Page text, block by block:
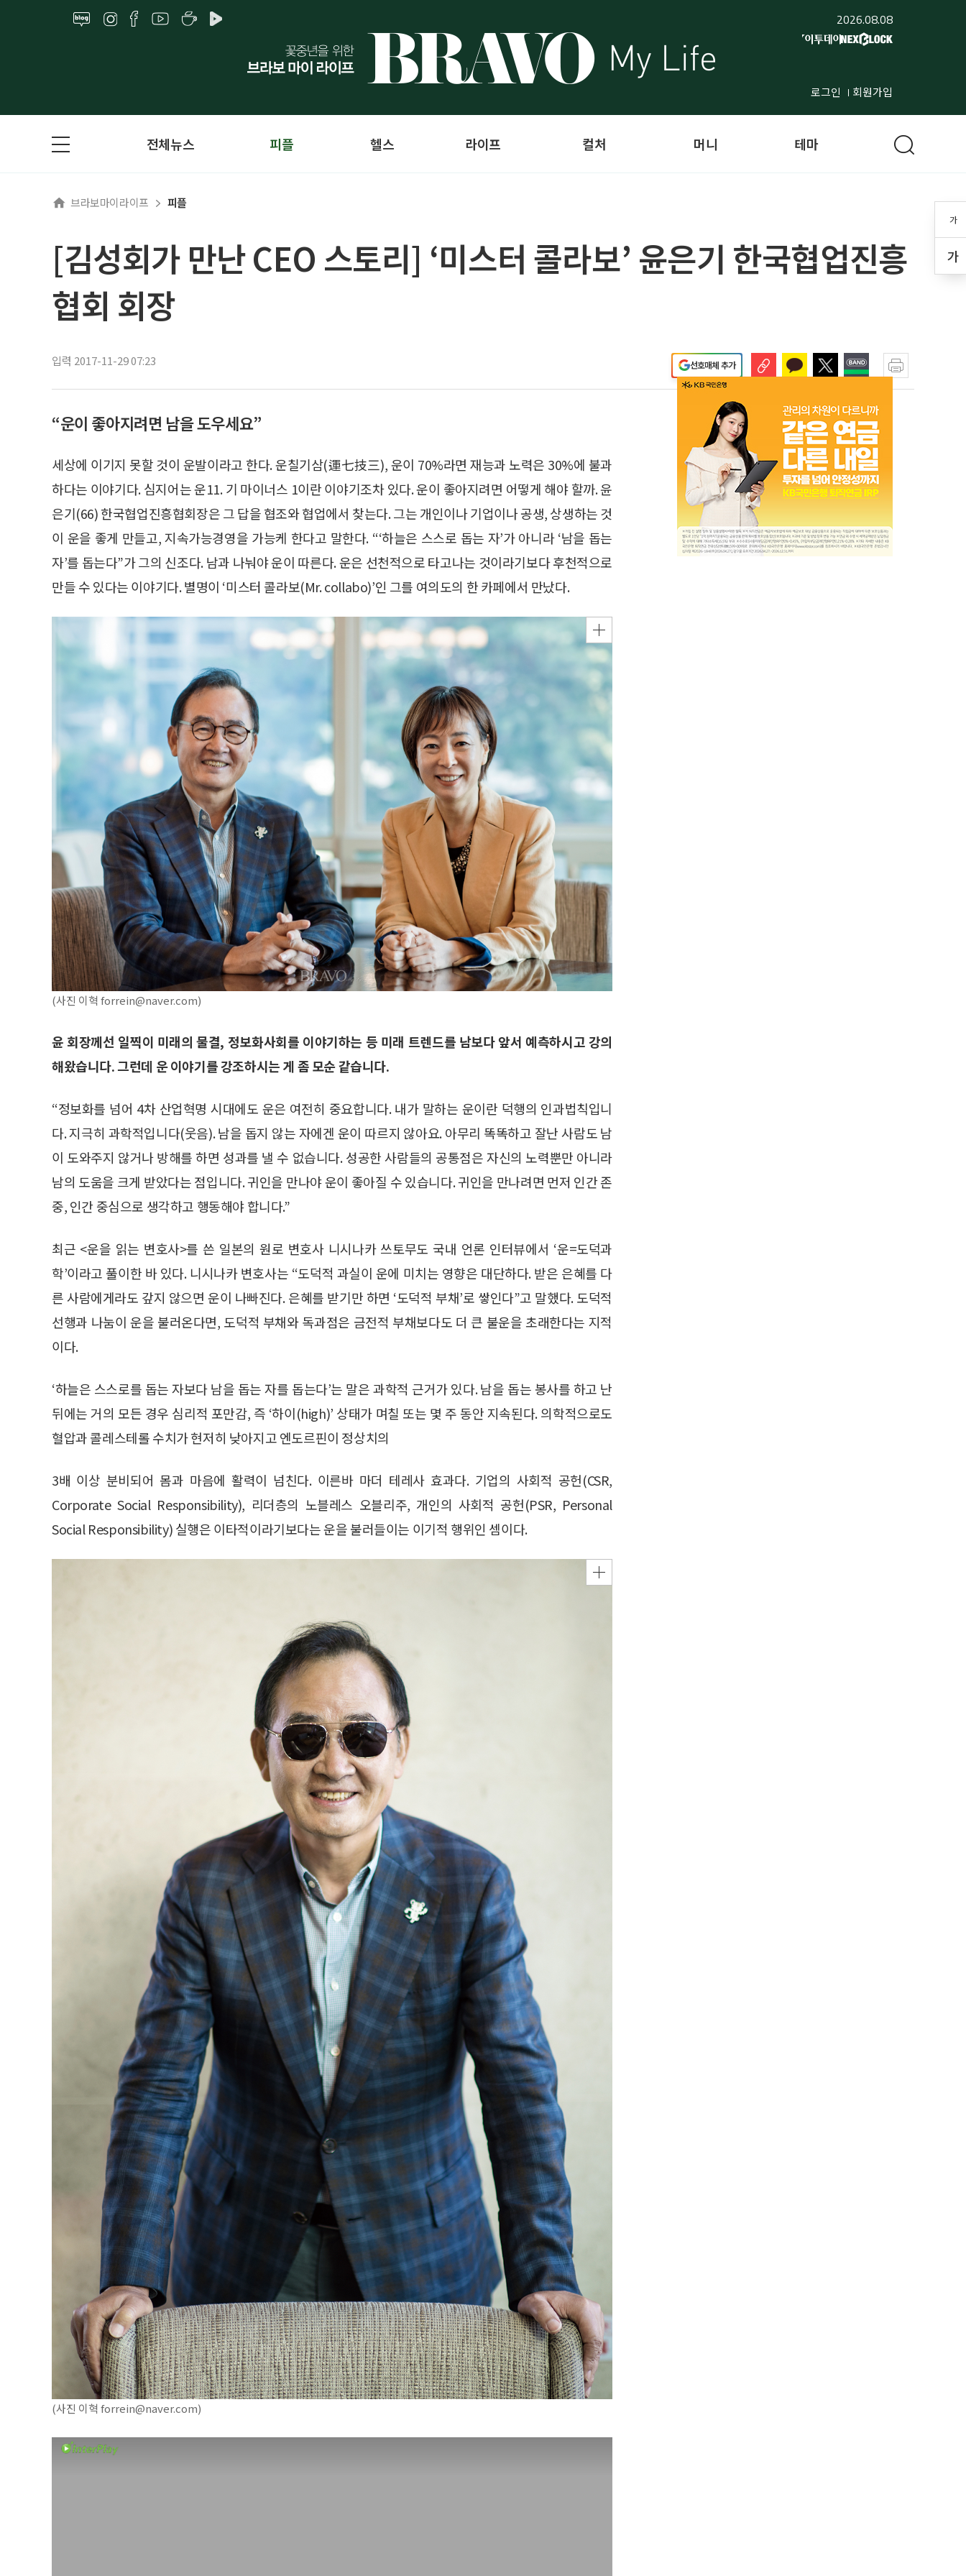
2026.08.08
로그인 회원가입
가
가
전체뉴스 피플 헬스 라이프 컬처 머니 테마
브라보마이라이프 피플
[김성회가 만난 CEO 스토리] ‘미스터 콜라보’ 윤은기 한국협업진흥
협회 회장
입력 2017-11-29 07:23 선호매체 추가
“운이 좋아지려면 남을 도우세요”
세상에 이기지 못할 것이 운발이라고 한다. 운칠기삼(運七技三), 운이 70%라면 재능과 노력은 30%에 불과
하다는 이야기다. 심지어는 운11. 기 마이너스 1이란 이야기조차 있다. 운이 좋아지려면 어떻게 해야 할까. 윤
은기(66) 한국협업진흥협회장은 그 답을 협조와 협업에서 찾는다. 그는 개인이나 기업이나 공생, 상생하는 것
이 운을 좋게 만들고, 지속가능경영을 가능케 한다고 말한다. “‘하늘은 스스로 돕는 자’가 아니라 ‘남을 돕는
자’를 돕는다”가 그의 신조다. 남과 나눠야 운이 따른다. 운은 선천적으로 타고나는 것이라기보다 후천적으로
만들 수 있다는 이야기다. 별명이 ‘미스터 콜라보(Mr. collabo)’인 그를 여의도의 한 카페에서 만났다.
(사진 이혁 forrein@naver.com)
윤 회장께선 일찍이 미래의 물결, 정보화사회를 이야기하는 등 미래 트렌드를 남보다 앞서 예측하시고 강의
해왔습니다. 그런데 운 이야기를 강조하시는 게 좀 모순 같습니다.
“정보화를 넘어 4차 산업혁명 시대에도 운은 여전히 중요합니다. 내가 말하는 운이란 덕행의 인과법칙입니
다. 지극히 과학적입니다(웃음). 남을 돕지 않는 자에겐 운이 따르지 않아요. 아무리 똑똑하고 잘난 사람도 남
이 도와주지 않거나 방해를 하면 성과를 낼 수 없습니다. 성공한 사람들의 공통점은 자신의 노력뿐만 아니라
남의 도움을 크게 받았다는 점입니다. 귀인을 만나야 운이 좋아질 수 있습니다. 귀인을 만나려면 먼저 인간 존
중, 인간 중심으로 생각하고 행동해야 합니다.”
최근 <운을 읽는 변호사>를 쓴 일본의 원로 변호사 니시나카 쓰토무도 국내 언론 인터뷰에서 ‘운=도덕과
학’이라고 풀이한 바 있다. 니시나카 변호사는 “도덕적 과실이 운에 미치는 영향은 대단하다. 받은 은혜를 다
른 사람에게라도 갚지 않으면 운이 나빠진다. 은혜를 받기만 하면 ‘도덕적 부채’로 쌓인다”고 말했다. 도덕적
선행과 나눔이 운을 불러온다면, 도덕적 부채와 독과점은 금전적 부채보다도 더 큰 불운을 초래한다는 지적
이다.
‘하늘은 스스로를 돕는 자보다 남을 돕는 자를 돕는다’는 말은 과학적 근거가 있다. 남을 돕는 봉사를 하고 난
뒤에는 거의 모든 경우 심리적 포만감, 즉 ‘하이(high)’ 상태가 며칠 또는 몇 주 동안 지속된다. 의학적으로도
혈압과 콜레스테롤 수치가 현저히 낮아지고 엔도르핀이 정상치의
3배 이상 분비되어 몸과 마음에 활력이 넘친다. 이른바 마더 테레사 효과다. 기업의 사회적 공헌(CSR,
Corporate Social Responsibility), 리더층의 노블레스 오블리주, 개인의 사회적 공헌(PSR, Personal
Social Responsibility) 실행은 이타적이라기보다는 운을 불러들이는 이기적 행위인 셈이다.
(사진 이혁 forrein@naver.com)